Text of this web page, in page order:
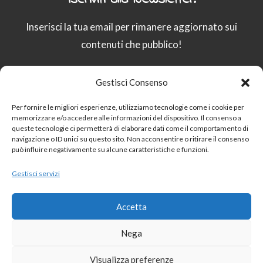
Gestisci Consenso
Per fornire le migliori esperienze, utilizziamo tecnologie come i cookie per
memorizzare e/o accedere alle informazioni del dispositivo. Il consenso a
queste tecnologie ci permetterà di elaborare dati come il comportamento di
navigazione o ID unici su questo sito. Non acconsentire o ritirare il consenso
può influire negativamente su alcune caratteristiche e funzioni.
Gestisci servizi
Accetta
Nega
Visualizza preferenze
Inserisci la tua email per rimanere aggiornato sui
contenuti che pubblico!
Procedendo accetti la privacy policy
reCAPTCHA: